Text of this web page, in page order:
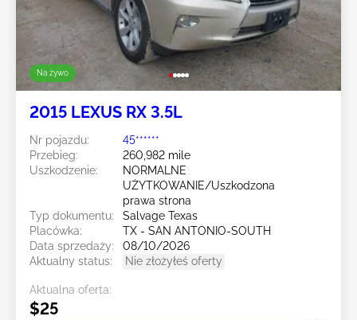
Na żywo
2015 LEXUS RX 3.5L
Nr pojazdu:
45******
Przebieg:
260,982 mile
Uszkodzenie:
NORMALNE
UŻYTKOWANIE/Uszkodzona
prawa strona
Typ dokumentu:
Salvage Texas
Placówka:
TX - SAN ANTONIO-SOUTH
Data sprzedaży:
08/10/2026
Aktualny status:
Nie złożyłeś oferty
Aktualna oferta:
$25